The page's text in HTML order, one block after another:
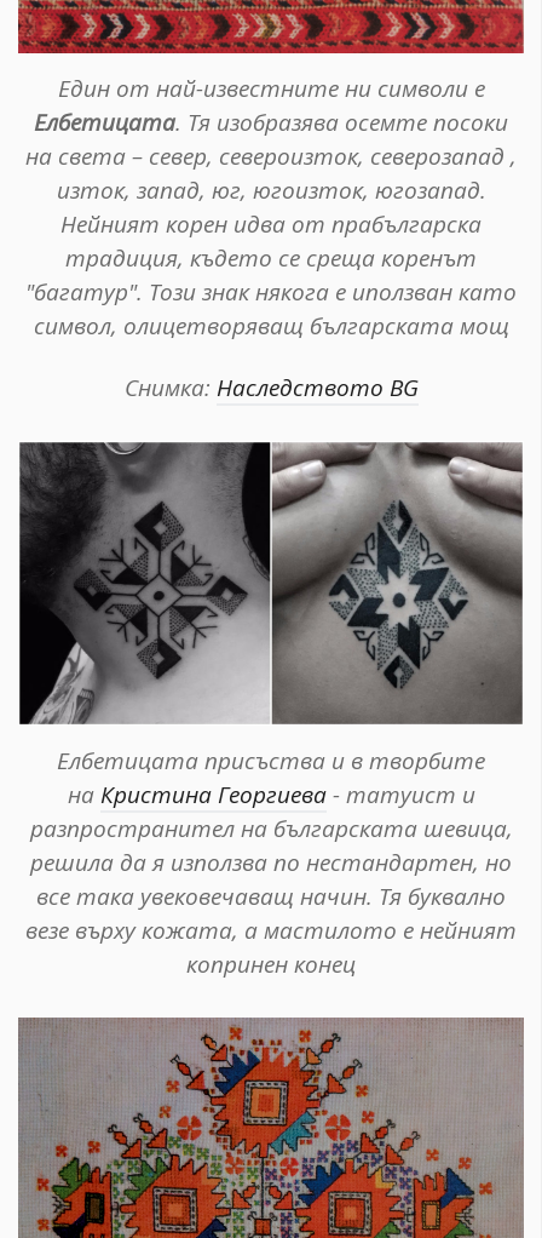
Един от най-известните ни символи е
Елбетицата. Тя изобразява осемте посоки
на света – север, североизток, северозапад ,
изток, запад, юг, югоизток, югозапад.
Нейният корен идва от прабългарска
традиция, където се среща коренът
"багатур". Този знак някога е иползван като
символ, олицетворяващ българската мощ
Снимка: Наследството BG
Елбетицата присъства и в творбите
на Кристина Георгиева- татуист и
разпространител на българската шевица,
решила да я използва по нестандартен, но
все така увековечаващ начин. Тя буквално
везе върху кожата, а мастилото е нейният
копринен конец